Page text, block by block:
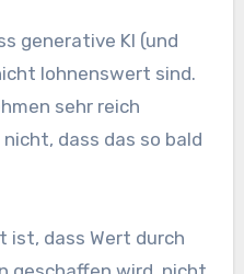
generative KI (und
lohnenswert sind.
sehr reich
dass das so bald
ist, dass Wert durch